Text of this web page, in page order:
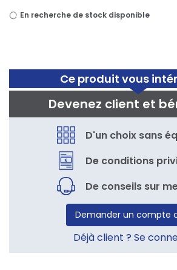
Ce produit vous
Devenez client et
D'un choix sans
De conditions
De conseils sur
Demander un compte
Déjà client ? Se
En recherche de stock disponible